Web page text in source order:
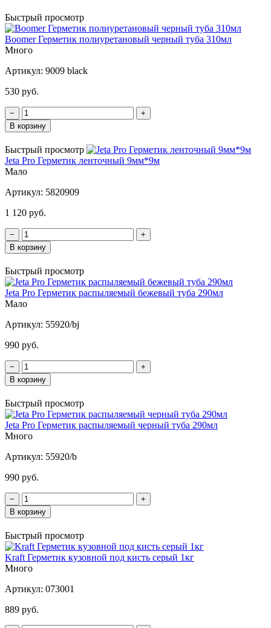
Быстрый просмотр
Boomer Герметик полиуретановый черный туба 310мл
Много
Артикул: 9009 black
530 руб.
−
+
В корзину
Быстрый просмотр
Jeta Pro Герметик ленточный 9мм*9м
Мало
Артикул: 5820909
1 120 руб.
−
+
В корзину
Быстрый просмотр
Jeta Pro Герметик распыляемый бежевый туба 290мл
Мало
Артикул: 55920/bj
990 руб.
−
+
В корзину
Быстрый просмотр
Jeta Pro Герметик распыляемый черный туба 290мл
Много
Артикул: 55920/b
990 руб.
−
+
В корзину
Быстрый просмотр
Kraft Герметик кузовной под кисть серый 1кг
Много
Артикул: 073001
889 руб.